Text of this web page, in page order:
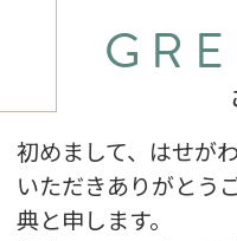
初めまして、はせが
いただきありがとう
典と申します。